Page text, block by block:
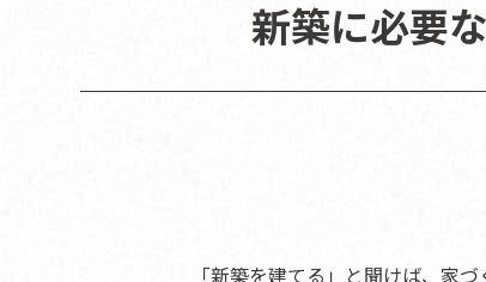
新築に必要
「新築を建てる」と聞けば、家